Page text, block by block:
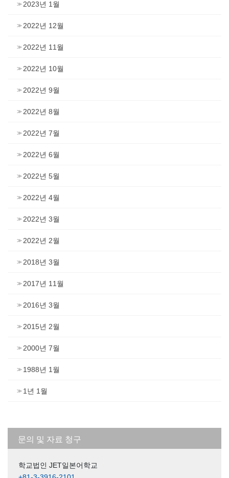
2023년 1월
2022년 12월
2022년 11월
2022년 10월
2022년 9월
2022년 8월
2022년 7월
2022년 6월
2022년 5월
2022년 4월
2022년 3월
2022년 2월
2018년 3월
2017년 11월
2016년 3월
2015년 2월
2000년 7월
1988년 1월
1년 1월
문의 및 자료 청구
학교법인 JET일본어학교